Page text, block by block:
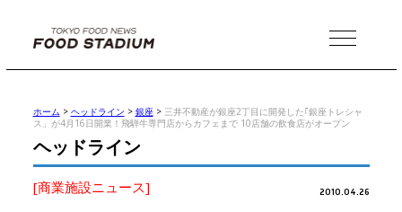
MENU
ホーム > ヘッドライン > 銀座> 三井不動産が銀座2丁目に開発した｢銀座トレシャ
ス」が4月16日開業！飛騨牛専門店からカフェまで 10店舗の飲食店がオープン
ヘッドライン
[商業施設ニュース] 2010.04.26